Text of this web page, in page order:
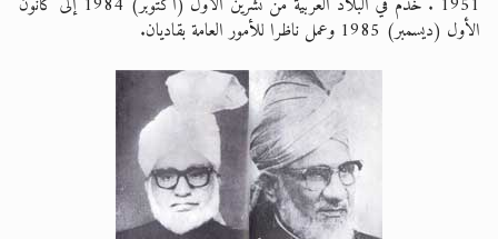
الأول (ديسمبر) 1985 وعمل ناظرا للأمور العامة بقاديان.